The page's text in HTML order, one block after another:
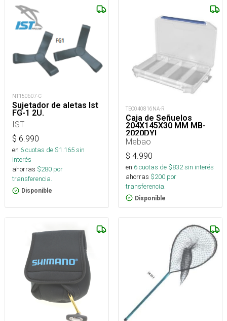
NT150607-C
Sujetador de aletas Ist
FG-1 2U.
IST
$ 6.990
en 6cuotas de $1.165sin
interés
ahorras $280 por
transferencia.
Disponible
TEC040816NA-R
Caja de Señuelos
204X145X30 MM MB-
2020DYI
Mebao
$ 4.990
en 6cuotas de $832sin interés
ahorras $200 por
transferencia.
Disponible